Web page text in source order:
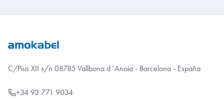
C/Pius XII s/n 08785 Vallbona d´Anoia - Barcelona - España
+34 93 771 9034